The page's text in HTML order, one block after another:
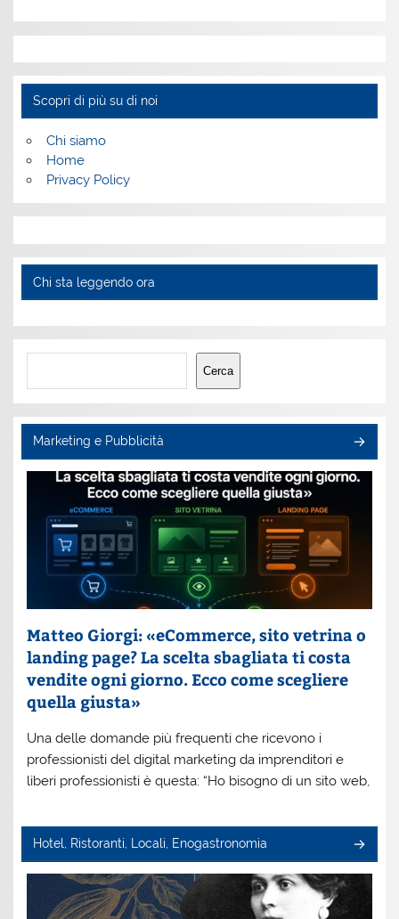
Scopri di più su di noi
Chi siamo
Home
Privacy Policy
Chi sta leggendo ora
Cerca
Cerca
Marketing e Pubblicità
Matteo Giorgi: «eCommerce, sito vetrina o
landing page? La scelta sbagliata ti costa
vendite ogni giorno. Ecco come scegliere
quella giusta»
Una delle domande più frequenti che ricevono i
professionisti del digital marketing da imprenditori e
liberi professionisti è questa: “Ho bisogno di un sito web,
Hotel, Ristoranti, Locali, Enogastronomia